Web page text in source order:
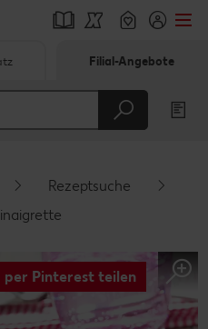
Filial-Angebote
Rezeptsuche
per Pinterest teilen